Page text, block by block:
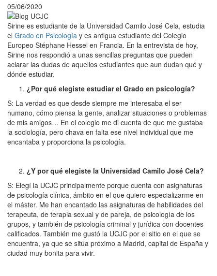
05/06/2020
Sirine es estudiante de la Universidad Camilo José Cela, estudia
el Grado en Psicología y es antigua estudiante del Colegio
Europeo Stéphane Hessel en Francia. En la entrevista de hoy,
Sirine nos respondió a unas sencillas preguntas que pueden
aclarar las dudas de aquellos estudiantes que aun dudan qué y
dónde estudiar.
¿Por qué elegiste estudiar el Grado en psicología?
S: La verdad es que desde siempre me interesaba el ser
humano, cómo piensa la gente, analizar situaciones o problemas
de mis amigos… En el colegio me di cuenta de que me gustaba
la sociología, pero chava en falta ese nivel individual que me
encantaba y proporciona la psicología.
¿Y por qué elegiste la Universidad Camilo José Cela?
S: Elegí la UCJC principalmente porque cuenta con asignaturas
de psicología clínica, ámbito en el que quiero especializarme en
el máster. Me han encantado las asignaturas de habilidades del
terapeuta, de terapia sexual y de pareja, de psicología de los
grupos, y también de psicología criminal y jurídica con docentes
calificados. También me gustó la UCJC por el sitio en el que se
encuentra, ya que se sitúa próximo a Madrid, capital de España y
ciudad muy bonita para vivir.